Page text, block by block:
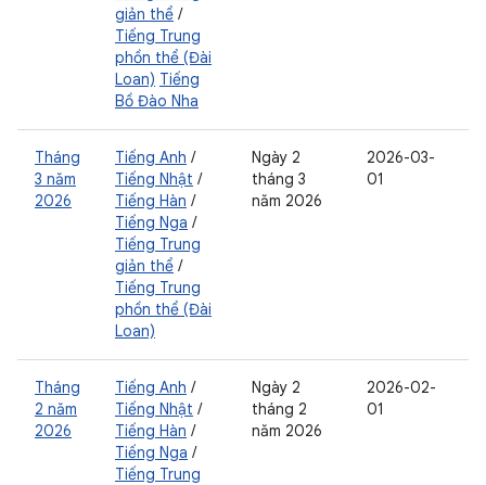
giản thể /
Tiếng Trung
phồn thể (Đài
Loan) Tiếng
Bồ Đào Nha
Tháng
3 năm
2026
Tiếng Anh /
Tiếng Nhật /
Tiếng Hàn /
Tiếng Nga /
Tiếng Trung
giản thể /
Tiếng Trung
phồn thể (Đài
Loan)
Ngày 2
tháng 3
năm 2026
2026-03-
01
Tháng
2 năm
2026
Tiếng Anh /
Tiếng Nhật /
Tiếng Hàn /
Tiếng Nga /
Tiếng Trung
Ngày 2
tháng 2
năm 2026
2026-02-
01